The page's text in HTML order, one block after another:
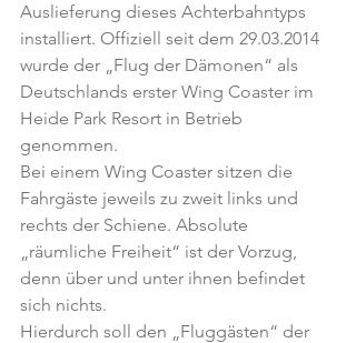
Auslieferung dieses Achterbahntyps
installiert. Offiziell seit dem 29.03.2014
wurde der „Flug der Dämonen“ als
Deutschlands erster Wing Coaster im
Heide Park Resort in Betrieb
genommen.
Bei einem Wing Coaster sitzen die
Fahrgäste jeweils zu zweit links und
rechts der Schiene. Absolute
„räumliche Freiheit“ ist der Vorzug,
denn über und unter ihnen befindet
sich nichts.
Hierdurch soll den „Fluggästen“ der